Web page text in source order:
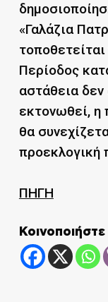
«Γαλάζια
Περίοδος
αστάθεια δεν
εκτονωθεί, η
θα
προεκλογική
ΠΗΓΗ
Κοινοποιήστε